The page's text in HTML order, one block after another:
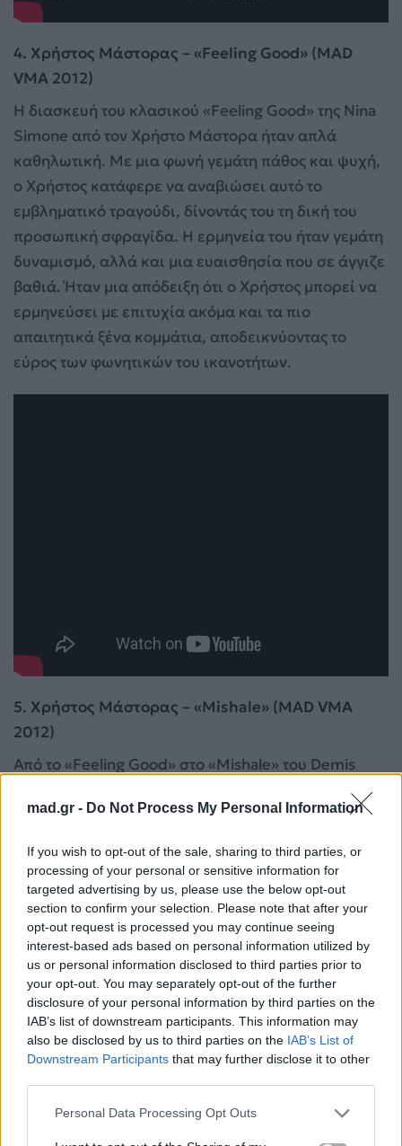
mad.gr - Do Not Process My Personal Information
If you wish to opt-out of the sale, sharing to third parties, or
processing of your personal or sensitive information for
targeted advertising by us, please use the below opt-out
section to confirm your selection. Please note that after your
opt-out request is processed you may continue seeing
interest-based ads based on personal information utilized by
us or personal information disclosed to third parties prior to
your opt-out. You may separately opt-out of the further
disclosure of your personal information by third parties on the
IAB’s list of downstream participants. This information may
also be disclosed by us to third parties on the IAB’s List of
Downstream Participants that may further disclose it to other
Personal Data Processing Opt Outs
4. Χρήστος Μάστορας – «Feeling Good» (MAD
VMA 2012)
Η διασκευή του κλασικού «Feeling Good» της Nina
Simone από τον Χρήστο Μάστορα ήταν απλά
καθηλωτική. Με μια φωνή γεμάτη πάθος και ψυχή,
ο Χρήστος κατάφερε να αναβιώσει αυτό το
εμβληματικό τραγούδι, δίνοντάς του τη δική του
προσωπική σφραγίδα. Η ερμηνεία του ήταν γεμάτη
δυναμισμό, αλλά και μια ευαισθησία που σε άγγιζε
βαθιά. Ήταν μια απόδειξη ότι ο Χρήστος μπορεί να
ερμηνεύσει με επιτυχία ακόμα και τα πιο
απαιτητικά ξένα κομμάτια, αποδεικνύοντας το
εύρος των φωνητικών του ικανοτήτων.
5. Χρήστος Μάστορας – «Mishale» (MAD VMA
2012)
Από το «Feeling Good» στο «Mishale» του Demis
Roussos, ο Χρήστος Μάστορας έδειξε για άλλη μια
φορά την ευελιξία του. Αυτή η διασκευή ήταν μια
σύγχρονη, φρέσκια ματιά. Ο τρόπος που
προσέγγισε το τραγούδι, με σεβασμό στην
πρωτότυπη εκτέλεση αλλά και με το δικό του
προσωπικό στυλ, ήταν εντυπωσιακός. Ήταν μια
στιγμή που έδειξε ότι ο Χρήστος δεν φοβάται να
πειραματιστεί και να φέρει στο φως τραγούδια που
ίσως να μην περίμενες να ακούσεις από αυτόν.